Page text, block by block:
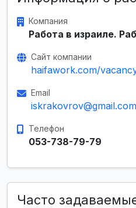
Компания
Работа в израиле.
Сайт компании
haifawork.com/
Email
iskrakovrov@gmail.com
Телефон
053-738-79-79
Часто